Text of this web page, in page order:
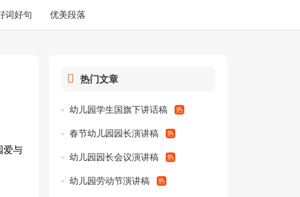
词好句 优美段落
爱与
热门文章
幼儿园学生国旗下讲话稿
春节幼儿园园长演讲稿
幼儿园园长会议演讲稿
幼儿园劳动节演讲稿